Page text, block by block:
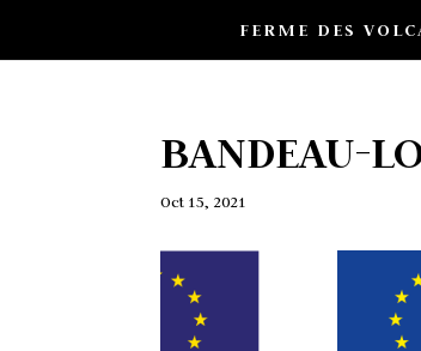
FERME DES
BANDEAU-
Oct 15, 2021